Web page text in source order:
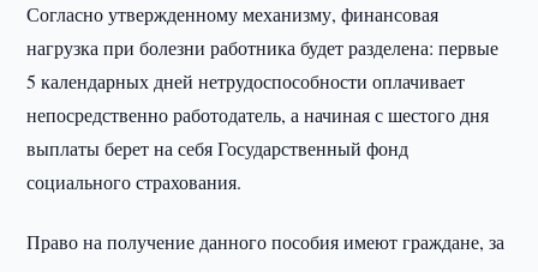
Согласно утвержденному механизму, финансовая
нагрузка при болезни работника будет разделена: первые
5 календарных дней нетрудоспособности оплачивает
непосредственно работодатель, а начиная с шестого дня
выплаты берет на себя Государственный фонд
социального страхования.
Право на получение данного пособия имеют граждане, за